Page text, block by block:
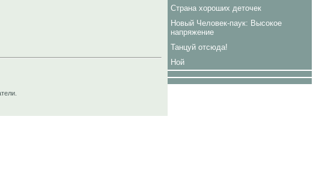
Страна хороших деточек
Новый Человек-паук: Высокое
напряжение
Танцуй отсюда!
Ной